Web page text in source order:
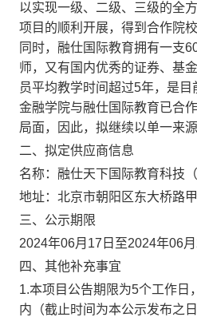
以实现一级、二级、三级的全
项目的顺利开展，得到合作院
同时，融仕国际教育拥有一支
师，又有国内优秀的证券、基
员平均教学时间超过5年，是
金融学院与融仕国际教育已合
局面，因此，拟继续以单一来
二、拟定供应商信息
名称： 融仕天下国际教育科技
地址： 北京市朝阳区东大桥路
三、公示期限
2024年06月17日 至2024年06月
四、其他补充事宜
1.本项目公告期限为5个工作日
内（截止时间为本公示发布之